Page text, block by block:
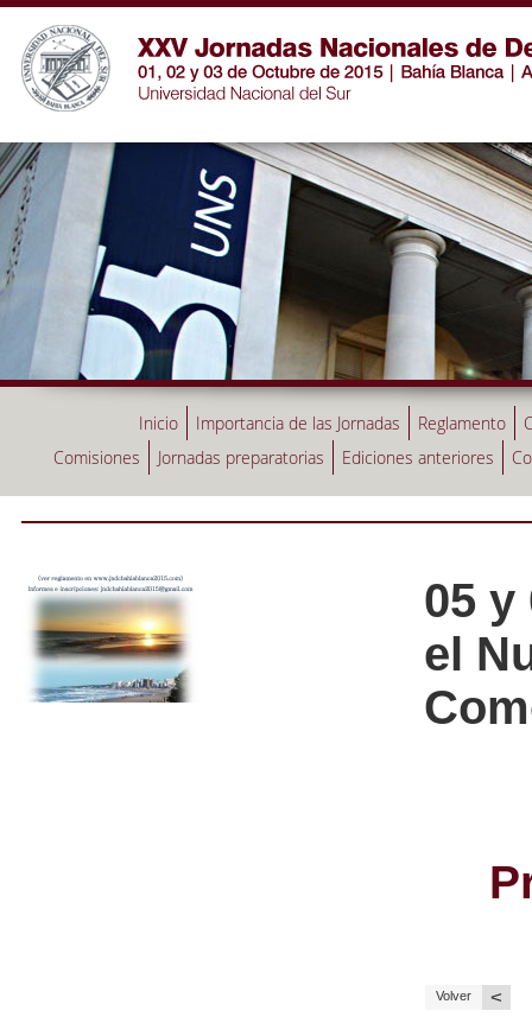
Inicio Importancia de las Jornadas Reglamento
Comisiones
Jornadas preparatorias Ediciones anteriores
05 y
el
Volver <